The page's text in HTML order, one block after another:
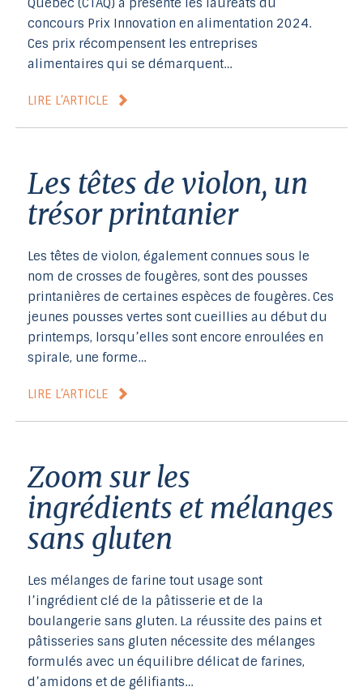
Québec (CTAQ) a présenté les lauréats du
concours Prix Innovation en alimentation 2024.
Ces prix récompensent les entreprises
alimentaires qui se démarquent…
LIRE L’ARTICLE
Les têtes de violon, un
trésor printanier
Les têtes de violon, également connues sous le
nom de crosses de fougères, sont des pousses
printanières de certaines espèces de fougères. Ces
jeunes pousses vertes sont cueillies au début du
printemps, lorsqu’elles sont encore enroulées en
spirale, une forme…
LIRE L’ARTICLE
Zoom sur les
ingrédients et mélanges
sans gluten
Les mélanges de farine tout usage sont
l’ingrédient clé de la pâtisserie et de la
boulangerie sans gluten. La réussite des pains et
pâtisseries sans gluten nécessite des mélanges
formulés avec un équilibre délicat de farines,
d’amidons et de gélifiants…